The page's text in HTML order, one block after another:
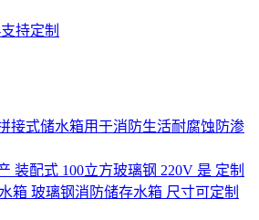
持定制
接式储水箱用于消防生活耐腐蚀防渗
装配式 100立方玻璃钢 220V 是 定制
箱 玻璃钢消防储存水箱 尺寸可定制